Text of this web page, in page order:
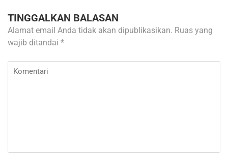
TINGGALKAN BALASAN
Alamat email Anda tidak akan dipublikasikan. Ruas yang
wajib ditandai *
Komentari